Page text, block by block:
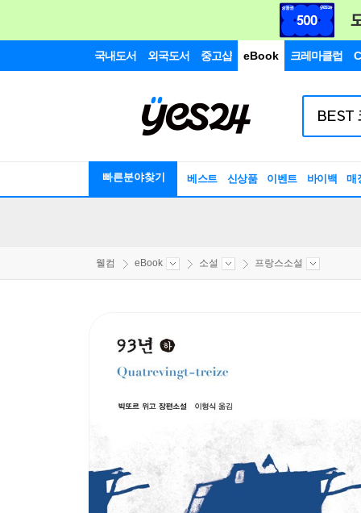
국내도서 외국도서 중고샵 eBook 크레마클럽
빠른분야찾기 베스트 신상품 이벤트 바이백 매
웰컴 eBook 소설 프랑스소설